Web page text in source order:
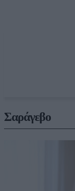
Σαράγεβο